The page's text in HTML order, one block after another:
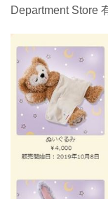
Department Store